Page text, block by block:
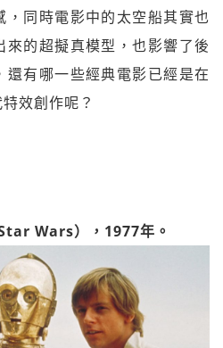
同時電影中的太空船其實也
的超擬真模型，也影響了後
有哪一些經典電影已經是在
效創作呢？
Wars），1977年。